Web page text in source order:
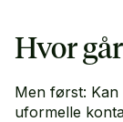
Hvor
Men først: Kan
uformelle